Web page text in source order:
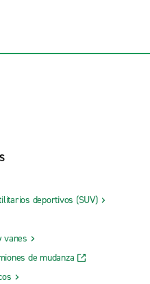
deportivos (SUV)
vanes
de mudanza